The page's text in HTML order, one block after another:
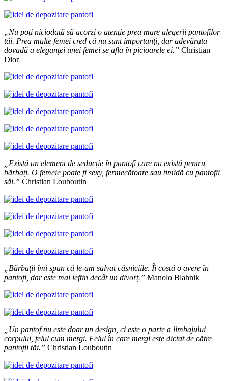
„Nu poţi niciodată să acorzi o atenţie prea mare alegerii pantofilor
tăi. Prea multe femei cred că nu sunt importanţi, dar adevărata
dovadă a eleganţei unei femei se afla în picioarele ei.” Christian
Dior
„Există un element de seducție în pantofi care nu există pentru
bărbați. O femeie poate fi sexy, fermecătoare sau timidă cu pantofii
săi.” Christian Louboutin
„Bărbații îmi spun că le-am salvat căsniciile. Îi costă o avere în
pantofi, dar este mai ieftin decât un divorț.” Manolo Blahnik
„Un pantof nu este doar un design, ci este o parte a limbajului
corpului, felul cum mergi. Felul în care mergi este dictat de către
pantofii tăi.” Christian Louboutin